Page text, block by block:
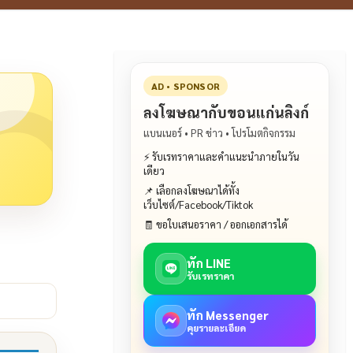
AD • SPONSOR
ลงโฆษณากับขอนแก่นลิงก์
แบนเนอร์ • PR ข่าว • โปรโมตกิจกรรม
⚡ รับเรทราคาและคำแนะนำภายในวัน
เดียว
📌 เลือกลงโฆษณาได้ทั้ง
เว็บไซต์/Facebook/Tiktok
🧾 ขอใบเสนอราคา / ออกเอกสารได้
ทัก LINE
รับเรทราคา
ทัก Messenger
คุยรายละเอียด